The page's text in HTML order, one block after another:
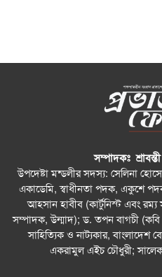
সম্পাদকঃ
উপদেষ্টা মন্ডলীর সদস্য: সেলিনা
একাডেমি, স্বাধীনতা পদক, একুশে
আহসান হাবীব (কার্টুনিস্ট এবং
সম্পাদক, উন্মাদ); ড. তপন বাগচী
সাহিত্যিক ও নাট্যকার, বাংলাদেশ
একরামুল এইচ চৌধুরী;